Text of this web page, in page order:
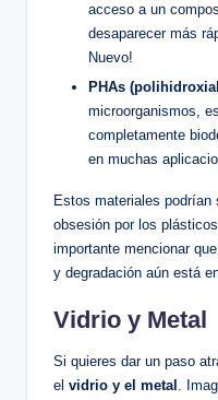
acceso a un
desaparecer más
Nuevo!
PHAs
microorganismos,
completamente
en muchas‌
Estos materiales
obsesión por los
importante mencionar⁤
y degradación ‍aún está
Vidrio y Metal
Si quieres dar un paso
el vidrio​ y el metal .